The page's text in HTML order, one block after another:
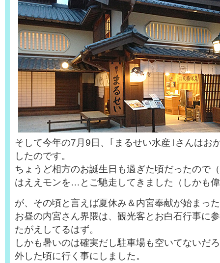
そして今年の7月9日、｢まるせい水産｣さんはお
したのです。
ちょうど相方のお誕生日も過ぎた頃だったので
はええモンを…とご馳走してきました（しかも
が、その頃と言えば夏休み＆内宮奉献が始まっ
お昼の内宮さん界隈は、観光客とお白石行事に
たがえしてるはず。
しかも暑いのは確実だし駐車場も空いてないだ
外した頃に行く事にしました。